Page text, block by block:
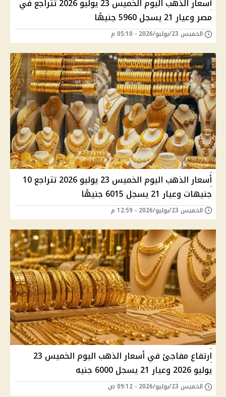
أسعار الذهب اليوم الخميس 23 يوليو 2026 تتراجع في
مصر وعيار 21 يسجل 5960 جنيهًا
الخميس 23/يوليو/2026 - 05:10 م
أسعار الذهب اليوم الخميس 23 يوليو 2026 تتراجع 10
جنيهات وعيار 21 يسجل 6015 جنيهًا
الخميس 23/يوليو/2026 - 12:59 م
ارتفاع مفاجئ في أسعار الذهب اليوم الخميس 23
يوليو 2026 وعيار 21 يسجل 6000 جنيه
الخميس 23/يوليو/2026 - 09:12 ص